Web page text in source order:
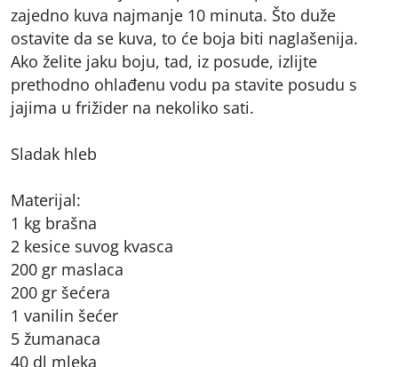
zajedno kuva najmanje 10 minuta. Što duže
ostavite da se kuva, to će boja biti naglašenija.
Ako želite jaku boju, tad, iz posude, izlijte
prethodno ohlađenu vodu pa stavite posudu s
jajima u frižider na nekoliko sati.
Sladak hleb
Materijal:
1 kg brašna
2 kesice suvog kvasca
200 gr maslaca
200 gr šećera
1 vanilin šećer
5 žumanaca
40 dl mleka